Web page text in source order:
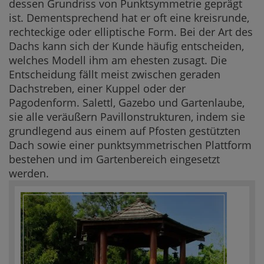
dessen Grundriss von Punktsymmetrie geprägt
ist. Dementsprechend hat er oft eine kreisrunde,
rechteckige oder elliptische Form. Bei der Art des
Dachs kann sich der Kunde häufig entscheiden,
welches Modell ihm am ehesten zusagt. Die
Entscheidung fällt meist zwischen geraden
Dachstreben, einer Kuppel oder der
Pagodenform. Salettl, Gazebo und Gartenlaube,
sie alle veräußern Pavillonstrukturen, indem sie
grundlegend aus einem auf Pfosten gestützten
Dach sowie einer punktsymmetrischen Plattform
bestehen und im Gartenbereich eingesetzt
werden.